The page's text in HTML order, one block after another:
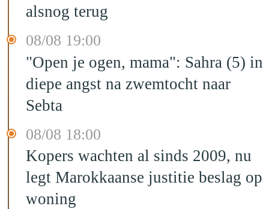
alsnog terug
08/08 19:00
"Open je ogen, mama": Sahra (5) in
diepe angst na zwemtocht naar
Sebta
08/08 18:00
Kopers wachten al sinds 2009, nu
legt Marokkaanse justitie beslag op
woning